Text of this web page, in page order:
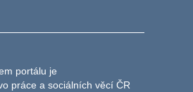
portálu je
práce a sociálních věcí ČR